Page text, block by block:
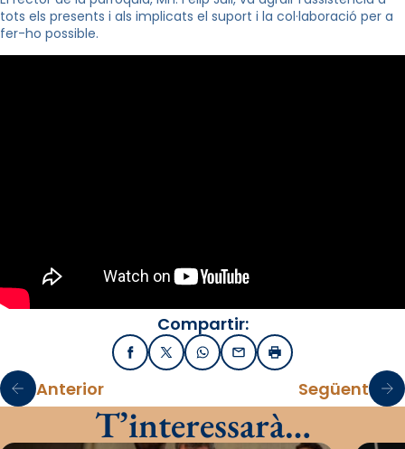
tots els presents i als implicats el suport i la col·laboració per a
fer-ho possible.
Compartir:
FacebookX / TwitterWhatsApp
EmailImprimir
Anterior Següent
T’interessarà…